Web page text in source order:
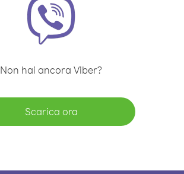
Non hai ancora Viber?
Scarica ora